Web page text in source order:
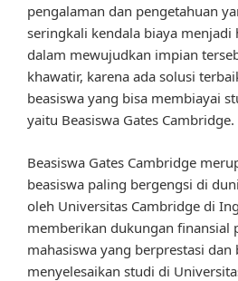
pengalaman dan pengetahuan
seringkali kendala biaya menjadi
dalam mewujudkan impian
khawatir, karena ada solusi
beasiswa yang bisa membiayai
yaitu Beasiswa Gates Cambridge.
Beasiswa Gates Cambridge
beasiswa paling bergengsi di
oleh Universitas Cambridge di
memberikan dukungan finansial
mahasiswa yang berprestasi
menyelesaikan studi di